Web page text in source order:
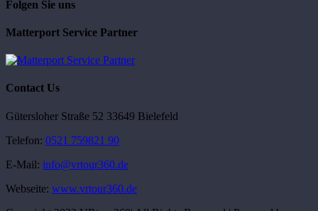
Folgen Sie uns
Matterport Service Partner
Contact Us
Gütersloher Straße 52 33649 Bielefeld
Telefon: 0521 759821 90
E-Mail: info@vrtour360.de
Webseite: www.vrtour360.de